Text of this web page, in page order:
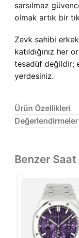
sarsılmaz
olmak artık bir
Zevk sahibi
katıldığınız her
tesadüf değildir;
yerdesiniz.
Ürün Özellikleri
Benzer